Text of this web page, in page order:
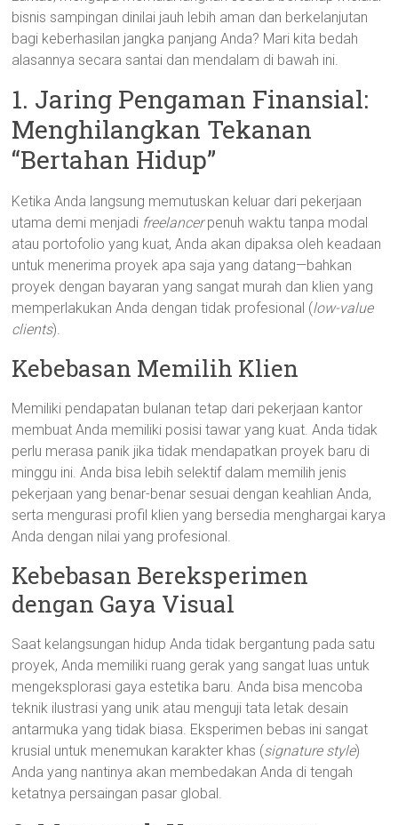
bisnis sampingan dinilai jauh lebih aman dan berkelanjutan
bagi keberhasilan jangka panjang Anda? Mari kita bedah
alasannya secara santai dan mendalam di bawah ini.
1. Jaring Pengaman Finansial:
Menghilangkan Tekanan
“Bertahan Hidup”
Ketika Anda langsung memutuskan keluar dari pekerjaan
utama demi menjadi freelancerpenuh waktu tanpa modal
atau portofolio yang kuat, Anda akan dipaksa oleh keadaan
untuk menerima proyek apa saja yang datang—bahkan
proyek dengan bayaran yang sangat murah dan klien yang
memperlakukan Anda dengan tidak profesional (low-value
clients).
Kebebasan Memilih Klien
Memiliki pendapatan bulanan tetap dari pekerjaan kantor
membuat Anda memiliki posisi tawar yang kuat. Anda tidak
perlu merasa panik jika tidak mendapatkan proyek baru di
minggu ini. Anda bisa lebih selektif dalam memilih jenis
pekerjaan yang benar-benar sesuai dengan keahlian Anda,
serta mengurasi profil klien yang bersedia menghargai karya
Anda dengan nilai yang profesional.
Kebebasan Bereksperimen
dengan Gaya Visual
Saat kelangsungan hidup Anda tidak bergantung pada satu
proyek, Anda memiliki ruang gerak yang sangat luas untuk
mengeksplorasi gaya estetika baru. Anda bisa mencoba
teknik ilustrasi yang unik atau menguji tata letak desain
antarmuka yang tidak biasa. Eksperimen bebas ini sangat
krusial untuk menemukan karakter khas (signature style)
Anda yang nantinya akan membedakan Anda di tengah
ketatnya persaingan pasar global.